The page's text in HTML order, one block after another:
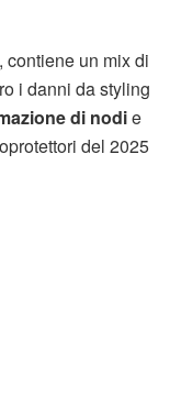
un mix di
i danni da styling
di nodie
del 2025